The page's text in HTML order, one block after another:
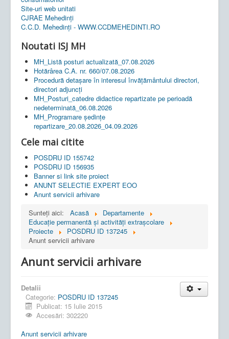
Site-uri web unitati
CJRAE Mehedinți
C.C.D. Mehedinţi - WWW.CCDMEHEDINTI.RO
Noutati ISJ MH
MH_Listă posturi actualizată_07.08.2026
Hotărârea C.A. nr. 660/07.08.2026
Procedură detașare în interesul învățământului directori,
directori adjuncți
MH_Posturi_catedre didactice repartizate pe perioadă
nedeterminată_06.08.2026
MH_Programare ședințe
repartizare_20.08.2026_04.09.2026
Cele mai citite
POSDRU ID 155742
POSDRU ID 156935
Banner si link site proiect
ANUNT SELECTIE EXPERT EOO
Anunt servicii arhivare
Sunteți aici:
Acasă
Departamente
Educaţie permanentă şi activităţi extraşcolare
Proiecte
POSDRU ID 137245
Anunt servicii arhivare
Anunt servicii arhivare
Detalii
Categorie: POSDRU ID 137245
Publicat: 15 Iulie 2015
Accesări: 302220
Anunt servicii arhivare